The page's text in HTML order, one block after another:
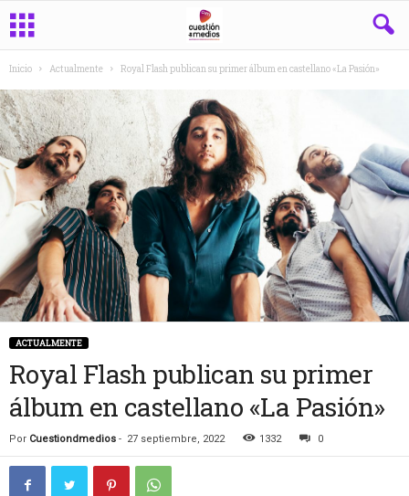
Inicio Actualmente Royal Flash publican su primer álbum en castellano «La Pasión»
ACTUALMENTE
Royal Flash publican su primer
álbum en castellano «La Pasión»
Por Cuestiondmedios - 27 septiembre, 2022 1332 0